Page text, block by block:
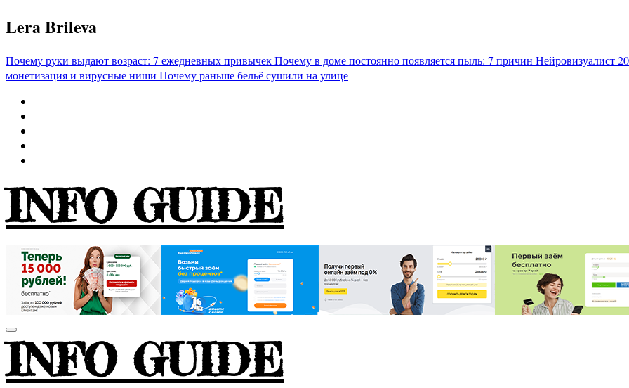
Перейти
к
Lera Brileva
Почему руки выдают возраст: 7 ежедневных привычекПочему в доме постоянно появляется пыль: 7 причин Нейровизуалист
монетизация и вирусные ниши Почему раньше бельё сушили на улице
INFO GUIDE
INFO GUIDE